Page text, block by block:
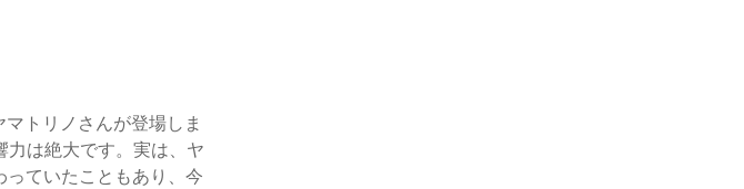
トリノさんが登場しま
は絶大です。実は、ヤ
ていたこともあり、今